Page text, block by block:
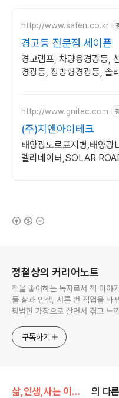
http://www.safen.co.kr
경고등 전문점 세이픈
경고램프, 차량용경광등,
경광등, 장방형경광등, 솔
http://www.gnitec.com
(주)지앤아이테크
태양광도로표지병,태양광
델리네이터,SOLAR
정철상의 커리어노트
책을 좋아하는 독자로서 책 이야
들 삶과 인생, 서른 번 직업을 바
평범한 가장으로 살면서 겪고 느
고픈 커리어코치, 유튜브: 정교수
구독하기
삶,인생,사는 이야기 의 다